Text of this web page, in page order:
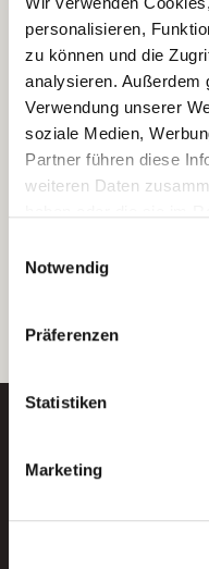
personalisieren,
zu können und die
analysieren. Außerdem
Verwendung unserer
soziale Medien,
Partner führen diese
weiteren Daten
Wenn Sie auf
Sie der Speicherung
Ihre Einwilligung
indem Sie die Cookie-
unserer
Notwendig
Präferenzen
Statistiken
Marketing
ausschließlich zum Zweck
verarbeitet, auf IT-
GmbH, Heinrich-von-Kleist-
(Betreiber) gespeichert und
verantwortliche Stelle zur
werden.
Diese
Weitere Details können Sie